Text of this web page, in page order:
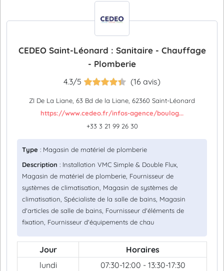
CEDEO Saint-Léonard : Sanitaire - Chauffage
- Plomberie
4.3/5 (16 avis)
ZI De La Liane, 63 Bd de la Liane, 62360 Saint-Léonard
https://www.cedeo.fr/infos-agence/boulog...
+33 3 21 99 26 30
Type : Magasin de matériel de plomberie
Description : Installation VMC Simple & Double Flux,
Magasin de matériel de plomberie, Fournisseur de
systèmes de climatisation, Magasin de systèmes de
climatisation, Spécialiste de la salle de bains, Magasin
d'articles de salle de bains, Fournisseur d'éléments de
fixation, Fournisseur d'équipements de chau
Jour
Horaires
lundi
07:30-12:00 - 13:30-17:30